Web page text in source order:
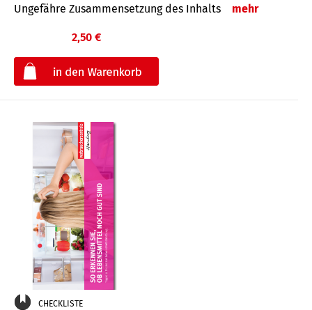
Ungefähre Zusammensetzung des Inhalts mehr
2,50 €
CHECKLISTE